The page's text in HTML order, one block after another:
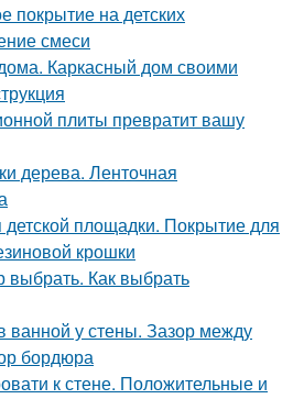
покрытие на детских
смеси
Каркасный дом своими
плиты превратит вашу
дерева. Ленточная
площадки. Покрытие для
крошки
Как выбрать
ванной у стены. Зазор между
бордюра
к стене. Положительные и